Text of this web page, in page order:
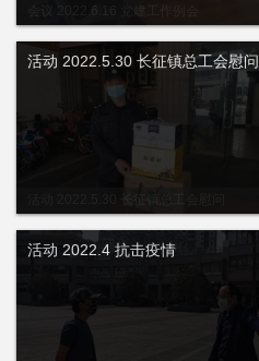
会议 2022.6.16 党建工作例会
活动 2022.5.30 长征镇总工会慰问
活动 2022.5.30 长征镇总工会慰问
活动 2022.4 抗击疫情